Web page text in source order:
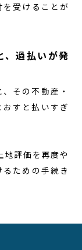
受けることが
、過払いが発
その不動産・
すと払いすぎ
地評価を再度や
ための手続き